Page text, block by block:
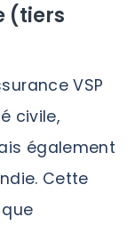
(tiers
VSP
civile,
également
Cette